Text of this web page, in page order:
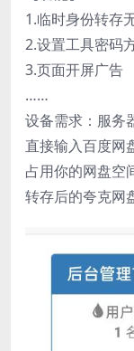
1.临时身份转存
2.设置工具密码
3.页面开屏广告
……
设备需求：服务
直接输入百度网
占用你的网盘空
转存后的夸克网